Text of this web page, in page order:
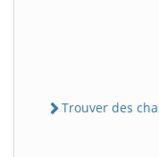
Trouver des